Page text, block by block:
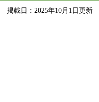
掲載日：2025年10月1日更新